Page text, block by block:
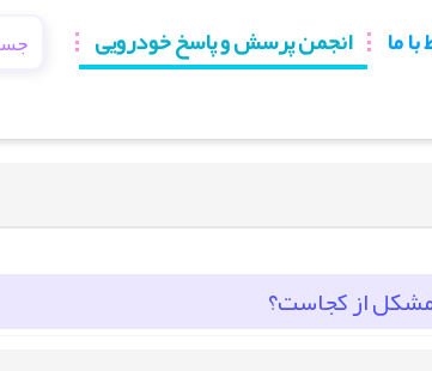
با ما
انجمن پرسش و پاسخ خودرویی